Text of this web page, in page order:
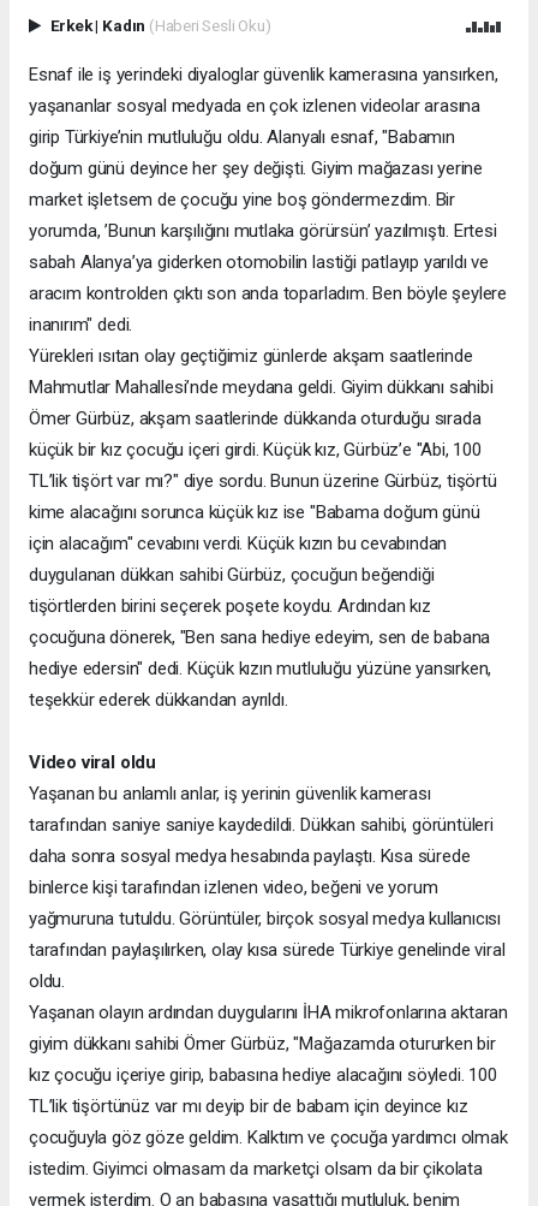
Erkek| Kadın (Haberi Sesli Oku)
Esnaf ile iş yerindeki diyaloglar güvenlik kamerasına yansırken,
yaşananlar sosyal medyada en çok izlenen videolar arasına
girip Türkiye’nin mutluluğu oldu. Alanyalı esnaf, "Babamın
doğum günü deyince her şey değişti. Giyim mağazası yerine
market işletsem de çocuğu yine boş göndermezdim. Bir
yorumda, ’Bunun karşılığını mutlaka görürsün’ yazılmıştı. Ertesi
sabah Alanya’ya giderken otomobilin lastiği patlayıp yarıldı ve
aracım kontrolden çıktı son anda toparladım. Ben böyle şeylere
inanırım" dedi.
Yürekleri ısıtan olay geçtiğimiz günlerde akşam saatlerinde
Mahmutlar Mahallesi’nde meydana geldi. Giyim dükkanı sahibi
Ömer Gürbüz, akşam saatlerinde dükkanda oturduğu sırada
küçük bir kız çocuğu içeri girdi. Küçük kız, Gürbüz’e "Abi, 100
TL’lik tişört var mı?" diye sordu. Bunun üzerine Gürbüz, tişörtü
kime alacağını sorunca küçük kız ise "Babama doğum günü
için alacağım" cevabını verdi. Küçük kızın bu cevabından
duygulanan dükkan sahibi Gürbüz, çocuğun beğendiği
tişörtlerden birini seçerek poşete koydu. Ardından kız
çocuğuna dönerek, "Ben sana hediye edeyim, sen de babana
hediye edersin" dedi. Küçük kızın mutluluğu yüzüne yansırken,
teşekkür ederek dükkandan ayrıldı.
Video viral oldu
Yaşanan bu anlamlı anlar, iş yerinin güvenlik kamerası
tarafından saniye saniye kaydedildi. Dükkan sahibi, görüntüleri
daha sonra sosyal medya hesabında paylaştı. Kısa sürede
binlerce kişi tarafından izlenen video, beğeni ve yorum
yağmuruna tutuldu. Görüntüler, birçok sosyal medya kullanıcısı
tarafından paylaşılırken, olay kısa sürede Türkiye genelinde viral
oldu.
Yaşanan olayın ardından duygularını İHA mikrofonlarına aktaran
giyim dükkanı sahibi Ömer Gürbüz, "Mağazamda otururken bir
kız çocuğu içeriye girip, babasına hediye alacağını söyledi. 100
TL’lik tişörtünüz var mı deyip bir de babam için deyince kız
çocuğuyla göz göze geldim. Kalktım ve çocuğa yardımcı olmak
istedim. Giyimci olmasam da marketçi olsam da bir çikolata
vermek isterdim. O an babasına yaşattığı mutluluk, benim